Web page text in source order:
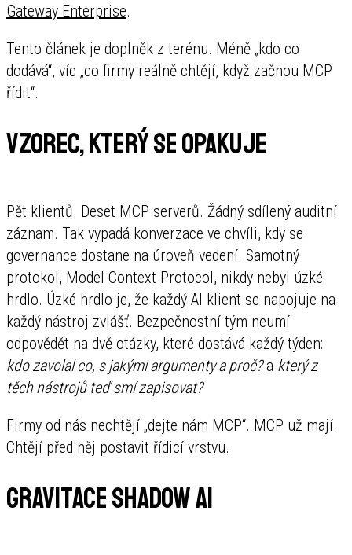
Gateway Enterprise.
Tento článek je doplněk z terénu. Méně „kdo co
dodává“, víc „co firmy reálně chtějí, když začnou MCP
řídit“.
Vzorec, který se opakuje
Pět klientů. Deset MCP serverů. Žádný sdílený auditní
záznam. Tak vypadá konverzace ve chvíli, kdy se
governance dostane na úroveň vedení. Samotný
protokol, Model Context Protocol, nikdy nebyl úzké
hrdlo. Úzké hrdlo je, že každý AI klient se napojuje na
každý nástroj zvlášť. Bezpečnostní tým neumí
odpovědět na dvě otázky, které dostává každý týden:
kdo zavolal co, s jakými argumenty a proč?a který z
těch nástrojů teď smí zapisovat?
Firmy od nás nechtějí „dejte nám MCP“. MCP už mají.
Chtějí před něj postavit řídicí vrstvu.
Gravitace Shadow AI